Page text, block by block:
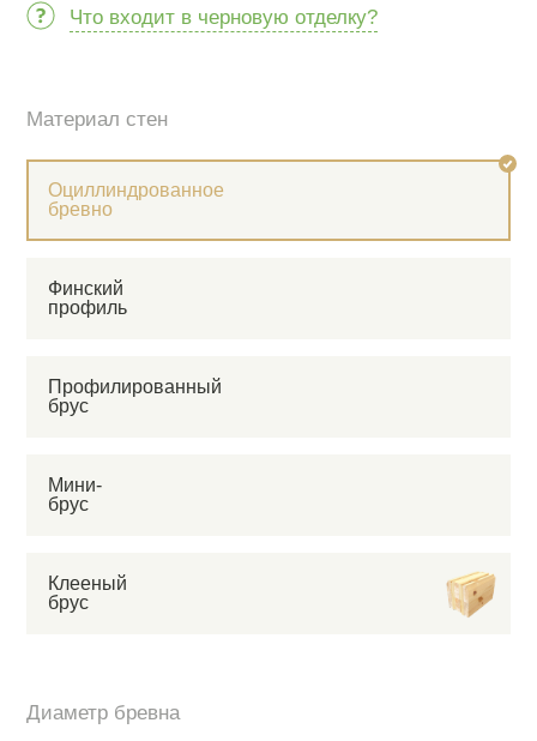
Что входит в черновую отделку?
Материал стен
Оциллиндрованное
бревно
Финский
профиль
Профилированный
брус
Мини-
брус
Клееный
брус
Диаметр бревна